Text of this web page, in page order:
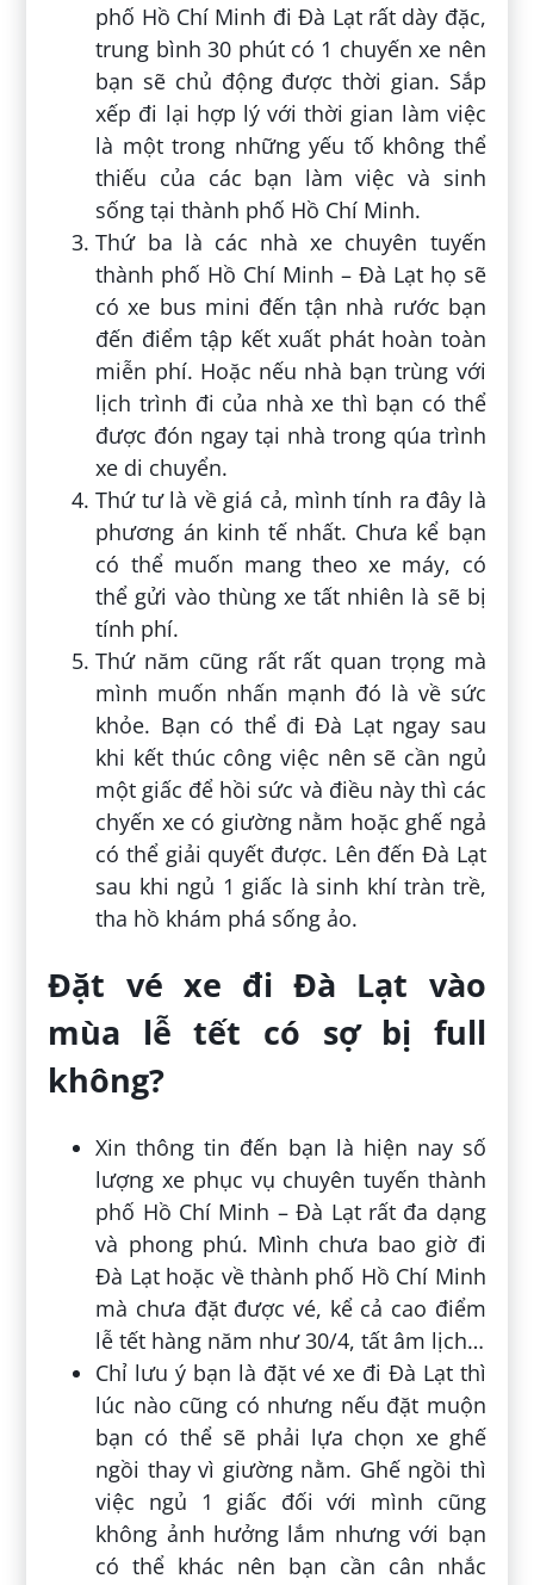
phố Hồ Chí Minh đi Đà Lạt rất dày đặc,
trung bình 30 phút có 1 chuyến xe nên
bạn sẽ chủ động được thời gian. Sắp
xếp đi lại hợp lý với thời gian làm việc
là một trong những yếu tố không thể
thiếu của các bạn làm việc và sinh
sống tại thành phố Hồ Chí Minh.
Thứ ba là các nhà xe chuyên tuyến
thành phố Hồ Chí Minh – Đà Lạt họ sẽ
có xe bus mini đến tận nhà rước bạn
đến điểm tập kết xuất phát hoàn toàn
miễn phí. Hoặc nếu nhà bạn trùng với
lịch trình đi của nhà xe thì bạn có thể
được đón ngay tại nhà trong qúa trình
xe di chuyển.
Thứ tư là về giá cả, mình tính ra đây là
phương án kinh tế nhất. Chưa kể bạn
có thể muốn mang theo xe máy, có
thể gửi vào thùng xe tất nhiên là sẽ bị
tính phí.
Thứ năm cũng rất rất quan trọng mà
mình muốn nhấn mạnh đó là về sức
khỏe. Bạn có thể đi Đà Lạt ngay sau
khi kết thúc công việc nên sẽ cần ngủ
một giấc để hồi sức và điều này thì các
chyến xe có giường nằm hoặc ghế ngả
có thể giải quyết được. Lên đến Đà Lạt
sau khi ngủ 1 giấc là sinh khí tràn trề,
tha hồ khám phá sống ảo.
Đặt vé xe đi Đà Lạt vào
mùa lễ tết có sợ bị full
không?
Xin thông tin đến bạn là hiện nay số
lượng xe phục vụ chuyên tuyến thành
phố Hồ Chí Minh – Đà Lạt rất đa dạng
và phong phú. Mình chưa bao giờ đi
Đà Lạt hoặc về thành phố Hồ Chí Minh
mà chưa đặt được vé, kể cả cao điểm
lễ tết hàng năm như 30/4, tất âm lịch…
Chỉ lưu ý bạn là đặt vé xe đi Đà Lạt thì
lúc nào cũng có nhưng nếu đặt muộn
bạn có thể sẽ phải lựa chọn xe ghế
ngồi thay vì giường nằm. Ghế ngồi thì
việc ngủ 1 giấc đối với mình cũng
không ảnh hưởng lắm nhưng với bạn
có thể khác nên bạn cần cân nhắc